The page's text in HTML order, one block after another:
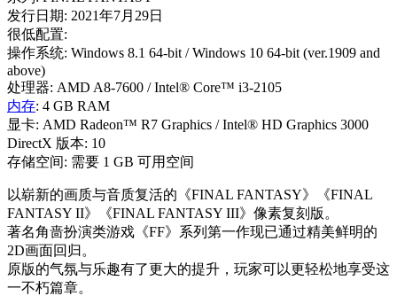
发行日期: 2021年7月29日
很低配置:
操作系统: Windows 8.1 64-bit / Windows 10 64-bit (ver.1909 and
above)
处理器: AMD A8-7600 / Intel® Core™ i3-2105
内存: 4 GB RAM
显卡: AMD Radeon™ R7 Graphics / Intel® HD Graphics 3000
DirectX 版本: 10
存储空间: 需要 1 GB 可用空间
以崭新的画质与音质复活的《FINAL FANTASY》《FINAL
FANTASY II》《FINAL FANTASY III》像素复刻版。
著名角啬扮演类游戏《FF》系列第一作现已通过精美鲜明的
2D画面回归。
原版的气氛与乐趣有了更大的提升，玩家可以更轻松地享受这
一不朽篇章。